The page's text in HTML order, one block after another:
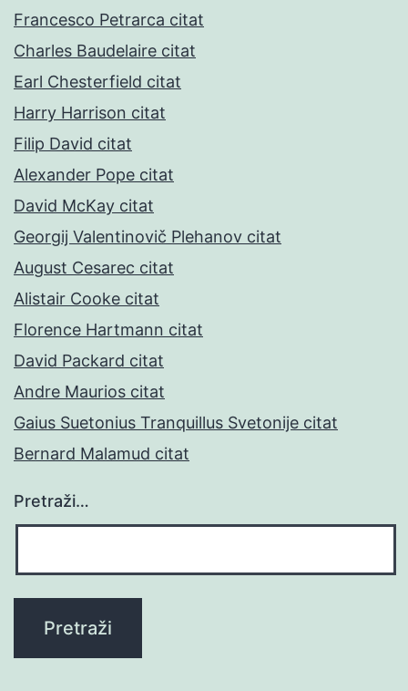
Francesco Petrarca citat
Charles Baudelaire citat
Earl Chesterfield citat
Harry Harrison citat
Filip David citat
Alexander Pope citat
David McKay citat
Georgij Valentinovič Plehanov citat
August Cesarec citat
Alistair Cooke citat
Florence Hartmann citat
David Packard citat
Andre Maurios citat
Gaius Suetonius Tranquillus Svetonije citat
Bernard Malamud citat
Pretraži…